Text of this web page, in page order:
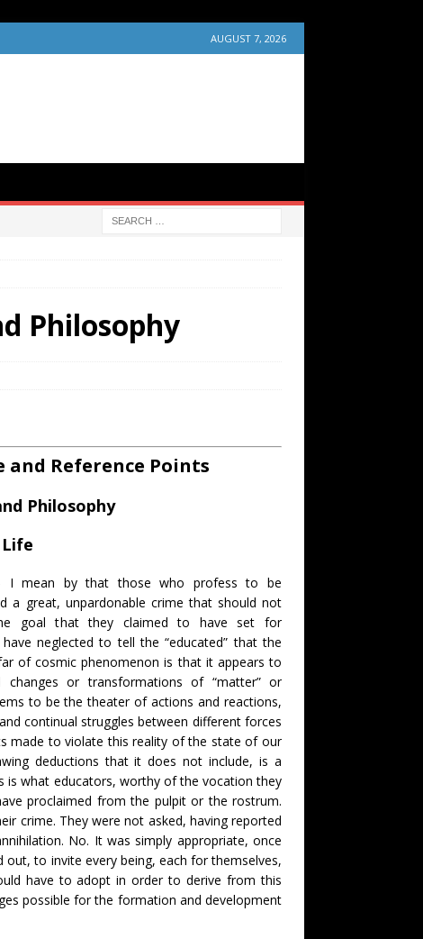
AUGUST 7, 2026
Philosophy
and Reference Points
Philosophy
I mean by that those who profess to be
a great, unpardonable crime that should not
goal that they claimed to have set for
neglected to tell the “educated” that the
of cosmic phenomenon is that it appears to
or transformations of “matter” or
to be the theater of actions and reactions,
continual struggles between different forces
made to violate this reality of the state of our
deductions that it does not include, is a
is what educators, worthy of the vocation they
proclaimed from the pulpit or the rostrum.
crime. They were not asked, having reported
No. It was simply appropriate, once
out, to invite every being, each for themselves,
have to adopt in order to derive from this
possible for the formation and development